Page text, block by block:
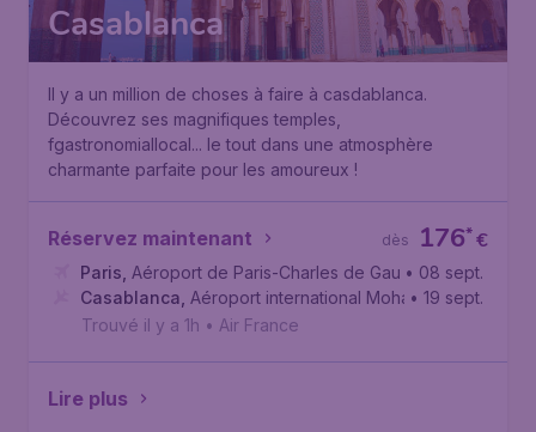
Casablanca
Il y a un million de choses à faire à casdablanca.
Découvrez ses magnifiques temples,
fgastronomiallocal... le tout dans une atmosphère
charmante parfaite pour les amoureux !
Réservez maintenant €
176*
dès
Paris Aéroport de Paris-Charles de Gaulle• 08 sept.
Casablanca Aéroport international Mohammed V de
• 19 sept.
Trouvé il y a 1h • Air France
Lire plus